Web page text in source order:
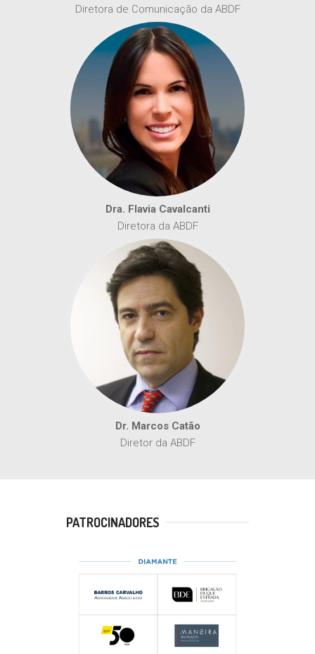
Diretora de Comunicação da ABDF
Dra. Flavia Cavalcanti
Diretora da ABDF
Dr. Marcos Catão
Diretor da ABDF
PATROCINADORES